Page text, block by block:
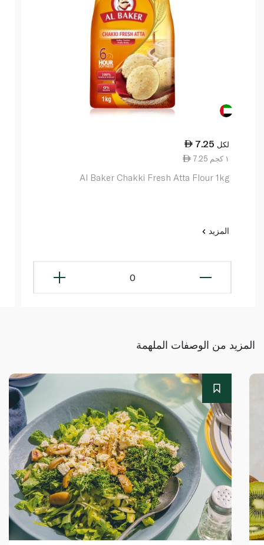
7.25 لكل
7.25 ١ كجم
Al Baker Chakki Fresh Atta Flour 1kg
المزيد
0
المزيد من الوصفات الملهمة